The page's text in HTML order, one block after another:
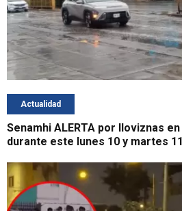
Actualidad
Senamhi ALERTA por lloviznas
durante este lunes 10 y martes